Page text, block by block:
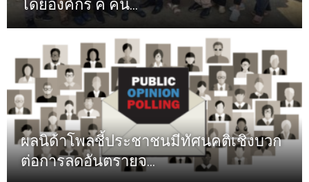
โดยองค์กร ค คน...
ผลนิด้าโพลชี้ประชาชนมีทัศนคติเชิงบวก
ต่อการลดอันตรายจ...